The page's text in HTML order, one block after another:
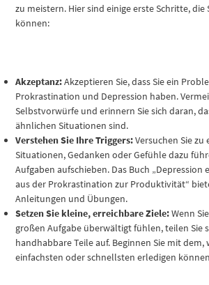
zu meistern. Hier sind einige erste Schritte,
können:
Akzeptanz:Akzeptieren Sie, dass Sie ein
Prokrastination und Depression haben.
Selbstvorwürfe und erinnern Sie sich daran,
ähnlichen Situationen sind.
Verstehen Sie Ihre Triggers:Versuchen Sie
Situationen, Gedanken oder Gefühle dazu
Aufgaben aufschieben. Das Buch „Depression
aus der Prokrastination zur Produktivität“
Anleitungen und Übungen.
Setzen Sie kleine, erreichbare Ziele:Wenn
großen Aufgabe überwältigt fühlen, teilen Sie
handhabbare Teile auf. Beginnen Sie mit dem,
einfachsten oder schnellsten erledigen